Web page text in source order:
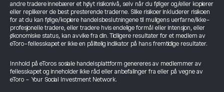
andre tradere innebærer et høyt risikonivå, selv når du følger og/eller kopierer
eller replikerer de best presterende traderne. Slike risikoer inkluderer risikoen
for at du kan følge/kopiere handelsbeslutningene til muligens uerfarne/ikke-
profesjonelle tradere, eller tradere hvis endelige formål eller intensjon, eller
økonomiske status, kan avvike fra din. Tidligere resultater for et medlem av
eToro-fellesskapet er ikke en pålitelig indikator på hans fremtidige resultater.
Innhold på eToros sosiale handelsplattform genereres av medlemmer av
fellesskapet og inneholder ikke råd eller anbefalinger fra eller på vegne av
eToro - Your Social Investment Network.